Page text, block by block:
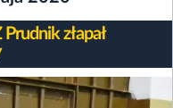
złapał